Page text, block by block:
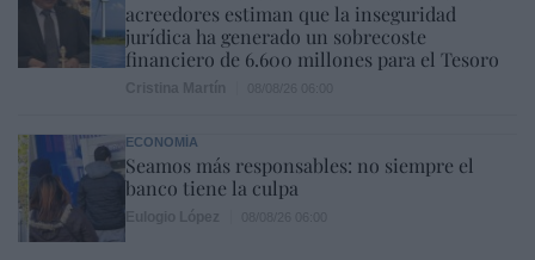
acreedores estiman que la inseguridad
jurídica ha generado un sobrecoste
financiero de 6.600 millones para el Tesoro
ECONOMÍA
Seamos más responsables: no siempre el
banco tiene la culpa